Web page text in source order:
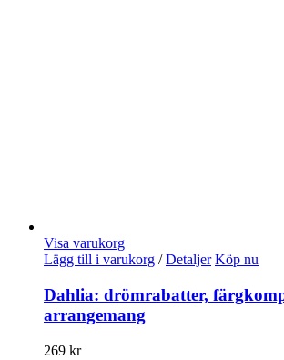
Visa varukorg
Lägg till i varukorg / Detaljer Köp nu
Dahlia: drömrabatter,
arrangemang
269 kr